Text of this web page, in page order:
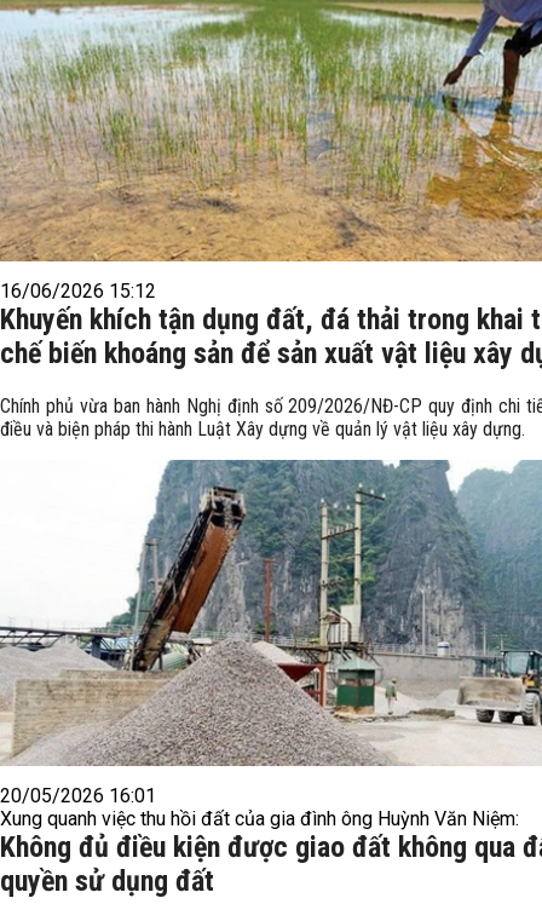
16/06/2026 15:12
Khuyến khích tận dụng đất, đá thải trong khai
chế biến khoáng sản để sản xuất vật liệu xây
Chính phủ vừa ban hành Nghị định số 209/2026/NĐ-CP quy định chi
điều và biện pháp thi hành Luật Xây dựng về quản lý vật liệu xây dựng.
20/05/2026 16:01
Xung quanh việc thu hồi đất của gia đình ông Huỳnh Văn Niệm:
Không đủ điều kiện được giao đất không qua
quyền sử dụng đất